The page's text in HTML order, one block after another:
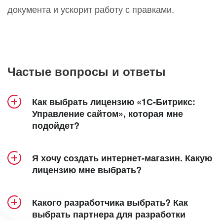
документа и ускорит работу с правками.
Частые вопросы и ответы
Как выбрать лицензию «1С-Битрикс:
Управление сайтом», которая мне
подойдет?
Продукт «1С-Битрикс: Управление сайтом»
включает 5 лицензий – «Старт», «Стандарт»,
Посмотрите удобную детальную
таблицу
сравнения лицензий, в которой наглядно
Я хочу создать интернет-магазин. Какую
лицензию мне выбрать?
лицензиях
«Малый бизнес» ,«Бизнес»
«Энтерпрайз».
Какого разработчика выбрать? Как
выбрать партнера для разработки